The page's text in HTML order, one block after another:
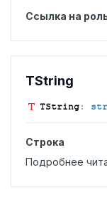
Ссылка на
TString
TString:
Строка
Подробнее